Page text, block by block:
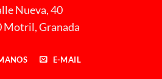
Nueva, 40
Motril, Granada
E-MAIL